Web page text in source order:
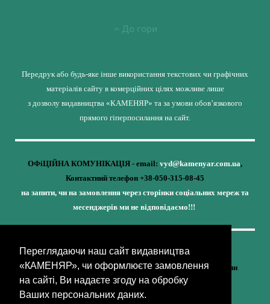
Переглядаючи наш сайт видавництва
«КАМЕНЯР», чи оформлюєте замовлення
на сайті, Ви надаєте згоду на обробку
Ваших персональних даних.
До гори
Передрук або будь-яке інше використання текстових чи графічних
матеріалів сайту в комерційних цілях можливе лише
з дозволу видавництва «КАМЕНЯР» та за умови обов’язкового
прямого гіперпосилання на сайт.
ОФіЦІЙНА КОМУНІКАЦІЯ - email: vyd@kamenyar.com.ua,
Контактний телефон +38-050-315-08-45
на запити, чи на замовлення через сторінки соціальних мереж та
месенджерів ми не відповідаємо!!!
Кожне наше видання - це внесок у спротив,
у збереження ідентичності та неминучу перемогу України
(видавництво «КАМЕНЯР»)